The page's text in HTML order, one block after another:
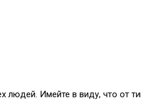
Имейте в виду, что от